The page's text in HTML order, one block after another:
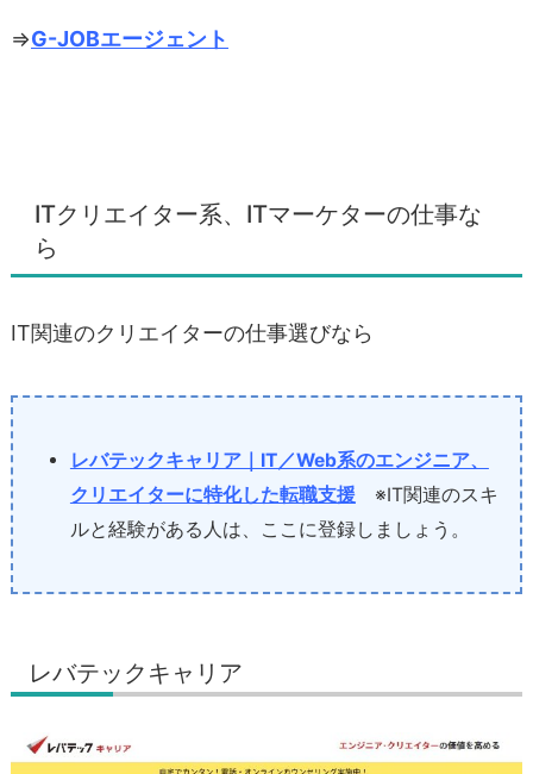
⇒G-JOBエージェント
ITクリエイター系、ITマーケターの仕事な
ら
IT関連のクリエイターの仕事選びなら
レバテックキャリア｜IT／Web系のエンジニア、
クリエイターに特化した転職支援※IT関連のスキ
ルと経験がある人は、ここに登録しましょう。
レバテックキャリア